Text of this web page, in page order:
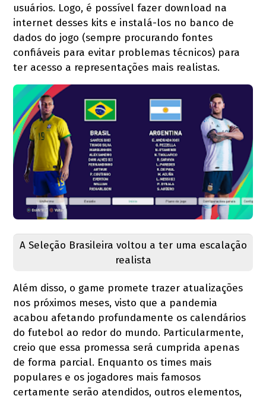
usuários. Logo, é possível fazer download na
internet desses kits e instalá-los no banco de
dados do jogo (sempre procurando fontes
confiáveis para evitar problemas técnicos) para
ter acesso a representações mais realistas.
A Seleção Brasileira voltou a ter uma escalação
realista
Além disso, o game promete trazer atualizações
nos próximos meses, visto que a pandemia
acabou afetando profundamente os calendários
do futebol ao redor do mundo. Particularmente,
creio que essa promessa será cumprida apenas
de forma parcial. Enquanto os times mais
populares e os jogadores mais famosos
certamente serão atendidos, outros elementos,